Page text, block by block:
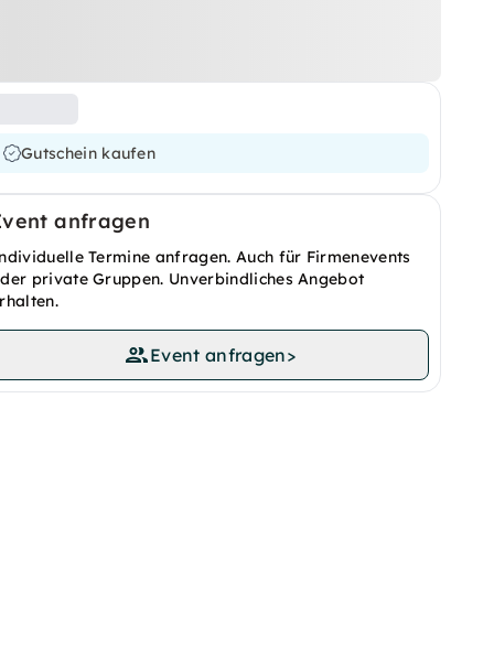
Gutschein kaufen
anfragen
Termine anfragen. Auch für Firmenevents
private Gruppen. Unverbindliches Angebot
Event anfragen>